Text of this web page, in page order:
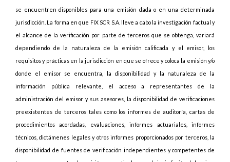
se encuentren disponibles para una emisión dada o en una determinada
jurisdicción. La forma en que FIX SCR S.A. lleve a cabo la investigación factual y
el alcance de la verificación por parte de terceros que se obtenga, variará
dependiendo de la naturaleza de la emisión calificada y el emisor, los
requisitos y prácticas en la jurisdicción en que se ofrece y coloca la emisión y/o
donde el emisor se encuentra, la disponibilidad y la naturaleza de la
información pública relevante, el acceso a representantes de la
administración del emisor y sus asesores, la disponibilidad de verificaciones
preexistentes de terceros tales como los informes de auditoría, cartas de
procedimientos acordadas, evaluaciones, informes actuariales, informes
técnicos, dictámenes legales y otros informes proporcionados por terceros, la
disponibilidad de fuentes de verificación independientes y competentes de